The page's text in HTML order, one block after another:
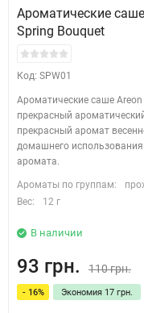
Ароматические
Spring Bouquet
Код: SPW01
Ароматические саше
прекрасный
прекрасный аромат
домашнего использования
аромата.
Ароматы по группам:
Вес:
12 г
В наличии
93 грн. 110 грн.
- 16% Экономия 17 грн.